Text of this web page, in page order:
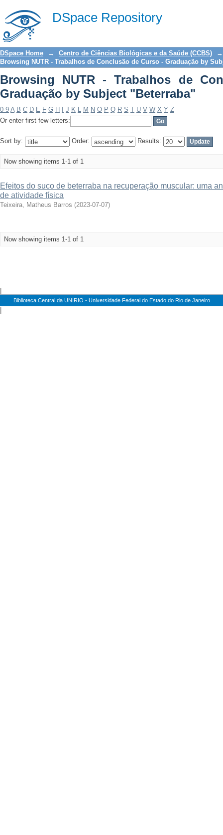
DSpace Repository
Browsing NUTR - Trabalhos de
"Beterraba"
DSpace Home → Centro de Ciências Biológicas e da Saúde (CCBS)
→
Browsing NUTR - Trabalhos de Conclusão de Curso - Graduação by
Browsing NUTR - Trabalhos de
Graduação by Subject "Beterraba"
0-9 A B C D E F G H J K L M N O P Q R S T U V W X Y Z
Or enter first few letters:
Sort by: Order: Results:
Now showing items 1-1 of 1
Efeitos do suco de beterraba na recuperação muscular: uma
de atividade física
Teixeira, Matheus Barros (2023-07-07)
Now showing items 1-1 of 1
Biblioteca Central da UNIRIO - Universidade Federal do Estado do Rio de Janeiro